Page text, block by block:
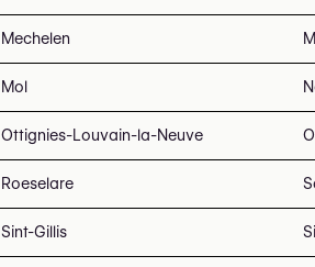
Mechelen
Mol
Ottignies-Louvain-la-Neuve
Roeselare
Sint-Gillis